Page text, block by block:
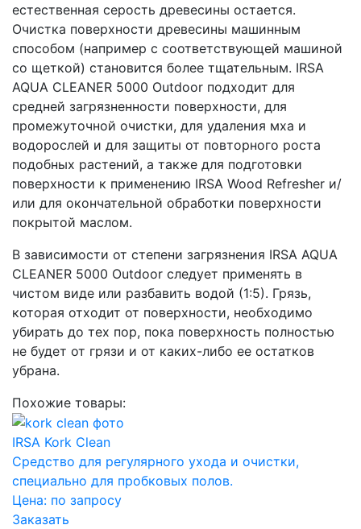
естественная серость древесины остается.
Очистка поверхности древесины машинным
способом (например с соответствующей машиной
со щеткой) становится более тщательным. IRSA
AQUA CLEANER 5000 Outdoor подходит для
средней загрязненности поверхности, для
промежуточной очистки, для удаления мха и
водорослей и для защиты от повторного роста
подобных растений, а также для подготовки
поверхности к применению IRSA Wood Refresher и/
или для окончательной обработки поверхности
покрытой маслом.
В зависимости от степени загрязнения IRSA AQUA
CLEANER 5000 Outdoor следует применять в
чистом виде или разбавить водой (1:5). Грязь,
которая отходит от поверхности, необходимо
убирать до тех пор, пока поверхность полностью
не будет от грязи и от каких-либо ее остатков
убрана.
Похожие товары:
IRSA Kork Clean
Средство для регулярного ухода и очистки,
специально для пробковых полов.
Цена: по запросу
Заказать